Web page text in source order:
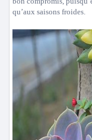
qu’aux saisons froides.